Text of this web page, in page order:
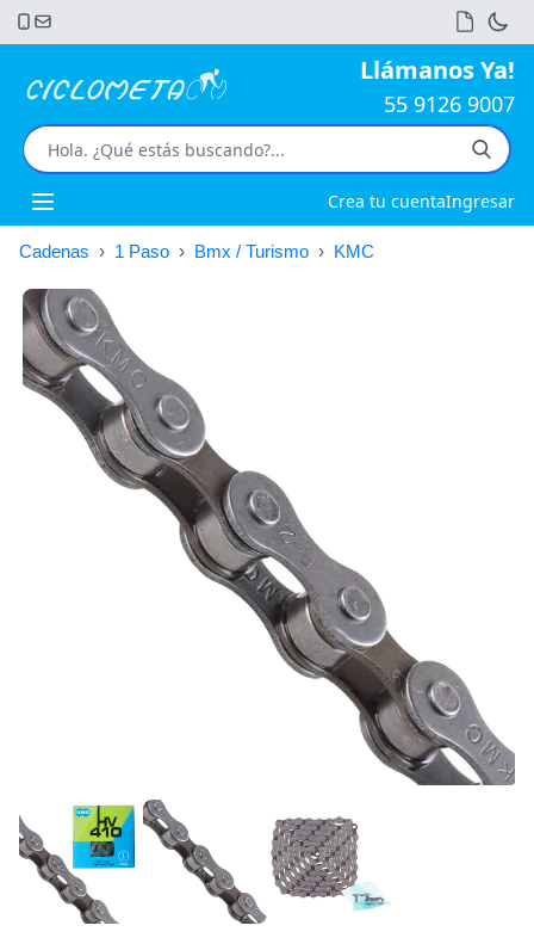
Llámanos Ya!
55 9126 9007
Open main menu Crea tu cuentaIngresar
Cadenas › 1 Paso › Bmx / Turismo › KMC